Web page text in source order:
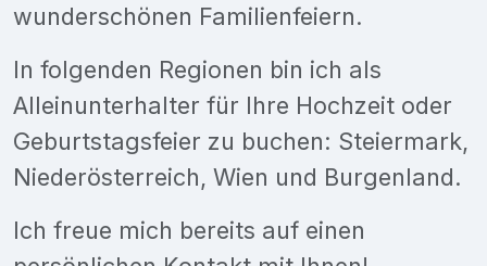
wunderschönen Familienfeiern.
In folgenden Regionen bin ich als
Alleinunterhalter für Ihre Hochzeit oder
Geburtstagsfeier zu buchen: Steiermark,
Niederösterreich, Wien und Burgenland.
Ich freue mich bereits auf einen